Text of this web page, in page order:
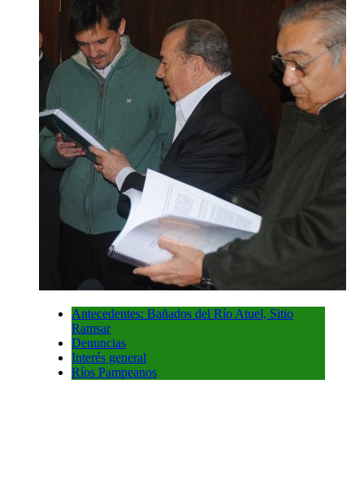
Antecedentes: Bañados del Río Atuel, Sitio
Ramsar
Denuncias
Interés general
Ríos Pampeanos